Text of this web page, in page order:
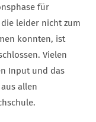
für
leider nicht zum
konnten, ist
Vielen
Input und das
allen